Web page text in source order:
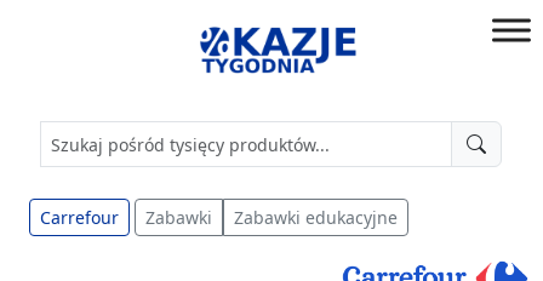
złap
Carrefour Zabawki Zabawki edukacyjne